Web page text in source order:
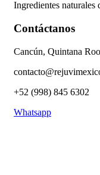
Ingredientes naturales
Contáctanos
Cancún, Quintana Roo
+52 (998) 845 6302
Whatsapp